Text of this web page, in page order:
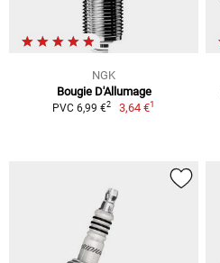
NGK
Bougie D'Allumage
PVC 6,99 €2 3,64 €1